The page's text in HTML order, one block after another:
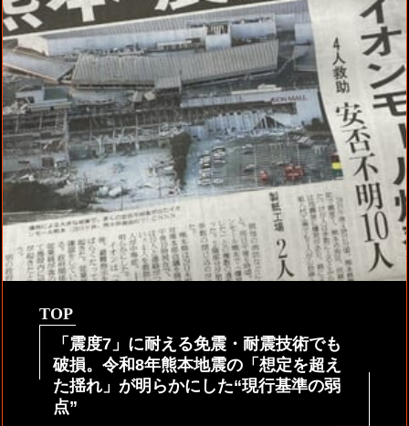
TOP
「震度7」に耐える免震・耐震技術でも
破損。令和8年熊本地震の「想定を超え
た揺れ」が明らかにした“現行基準の弱
点”